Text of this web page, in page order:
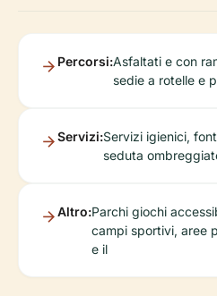
sedie a rotelle e
seduta
campi sportivi, aree
e il